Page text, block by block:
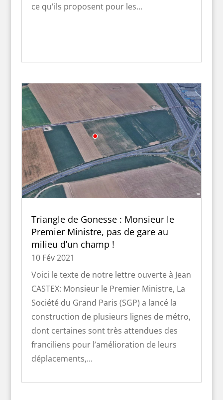
ce qu'ils proposent pour les...
Triangle de Gonesse : Monsieur le
Premier Ministre, pas de gare au
milieu d’un champ !
10 Fév 2021
Voici le texte de notre lettre ouverte à Jean
CASTEX: Monsieur le Premier Ministre, La
Société du Grand Paris (SGP) a lancé la
construction de plusieurs lignes de métro,
dont certaines sont très attendues des
franciliens pour l’amélioration de leurs
déplacements,...